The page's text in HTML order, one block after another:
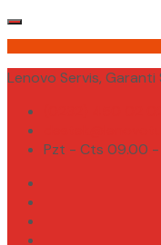
Lenovo Servis, Garanti
Pzt - Cts 09.00 -